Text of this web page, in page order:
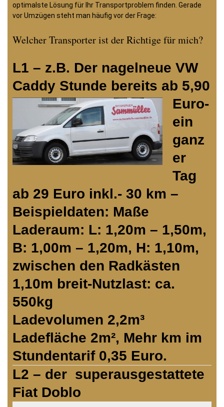
optimalste Lösung für Ihr Transportproblem finden. Gerade
vor Umzügen steht man häufig vor der Frage:
Welcher Transporter ist der Richtige für mich?
L1 – z.B. Der nagelneue VW
Caddy Stunde bereits ab 5,90
Euro-
ein
ganz
er
Tag
ab 29 Euro inkl.- 30 km –
Beispieldaten: Maße
Laderaum: L: 1,20m – 1,50m,
B: 1,00m – 1,20m, H: 1,10m,
zwischen den Radkästen
1,10m breit-Nutzlast: ca.
550kg
Ladevolumen 2,2m³
Ladefläche 2m², Mehr km im
Stundentarif 0,35 Euro.
L2 – der superausgestattete
Fiat Doblo